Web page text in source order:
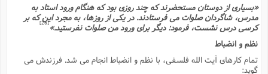
«بسیارى از دوستان مستحضرند که چند روزى بود که هنگام ورود استاد به
مدرس، شاگردان صلوات مى فرستادند. در یکى از روزها، به مجرد این که بر
کرسى درس نشست، فرمود: دیگر براى ورود من صلوات نفرستید.»[26]
نظم و انضباط
تمام کارهاى آیت الله فلسفى، با نظم و انضباط انجام مى شد. فرزندش مى
گوید: